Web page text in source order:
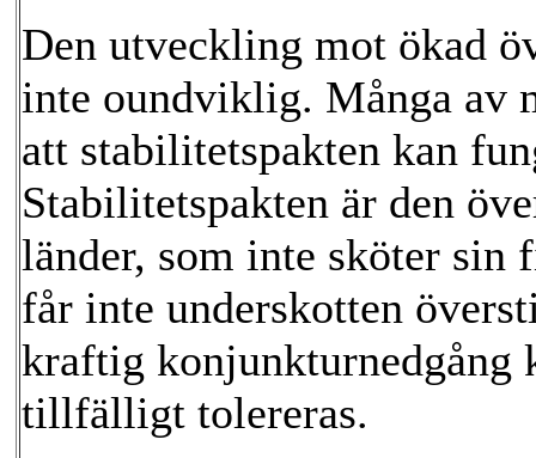
Den utveckling mot ökad
inte oundviklig. Många av
att stabilitetspakten kan
Stabilitetspakten är den
länder, som inte sköter
får inte underskotten
kraftig konjunkturnedgång
tillfälligt tolereras.